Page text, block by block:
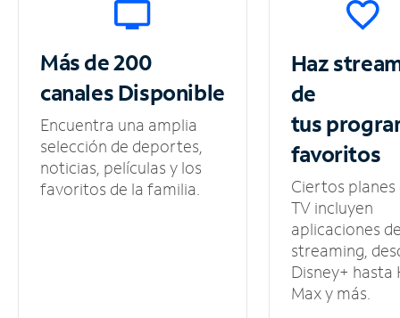
Más de 200
canalesDisponible
Encuentra una amplia
selección de deportes,
noticias, películas y los
favoritos de la familia.
Haz
de
tus
favoritos
Ciertos planes
TV incluyen
aplicaciones
streaming,
Disney+ hasta
Max y más.